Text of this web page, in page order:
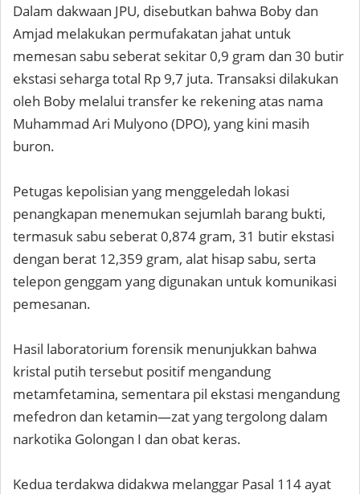
Dalam dakwaan JPU, disebutkan bahwa Boby dan
Amjad melakukan permufakatan jahat untuk
memesan sabu seberat sekitar 0,9 gram dan 30 butir
ekstasi seharga total Rp 9,7 juta. Transaksi dilakukan
oleh Boby melalui transfer ke rekening atas nama
Muhammad Ari Mulyono (DPO), yang kini masih
buron.
Petugas kepolisian yang menggeledah lokasi
penangkapan menemukan sejumlah barang bukti,
termasuk sabu seberat 0,874 gram, 31 butir ekstasi
dengan berat 12,359 gram, alat hisap sabu, serta
telepon genggam yang digunakan untuk komunikasi
pemesanan.
Hasil laboratorium forensik menunjukkan bahwa
kristal putih tersebut positif mengandung
metamfetamina, sementara pil ekstasi mengandung
mefedron dan ketamin—zat yang tergolong dalam
narkotika Golongan I dan obat keras.
Kedua terdakwa didakwa melanggar Pasal 114 ayat